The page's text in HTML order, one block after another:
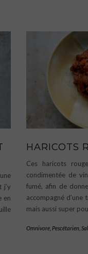
en
HARICOTS
Ces haricots
condimentée de
fumé, afin de
accompagné
mais aussi super
Omnivore Pescétarien